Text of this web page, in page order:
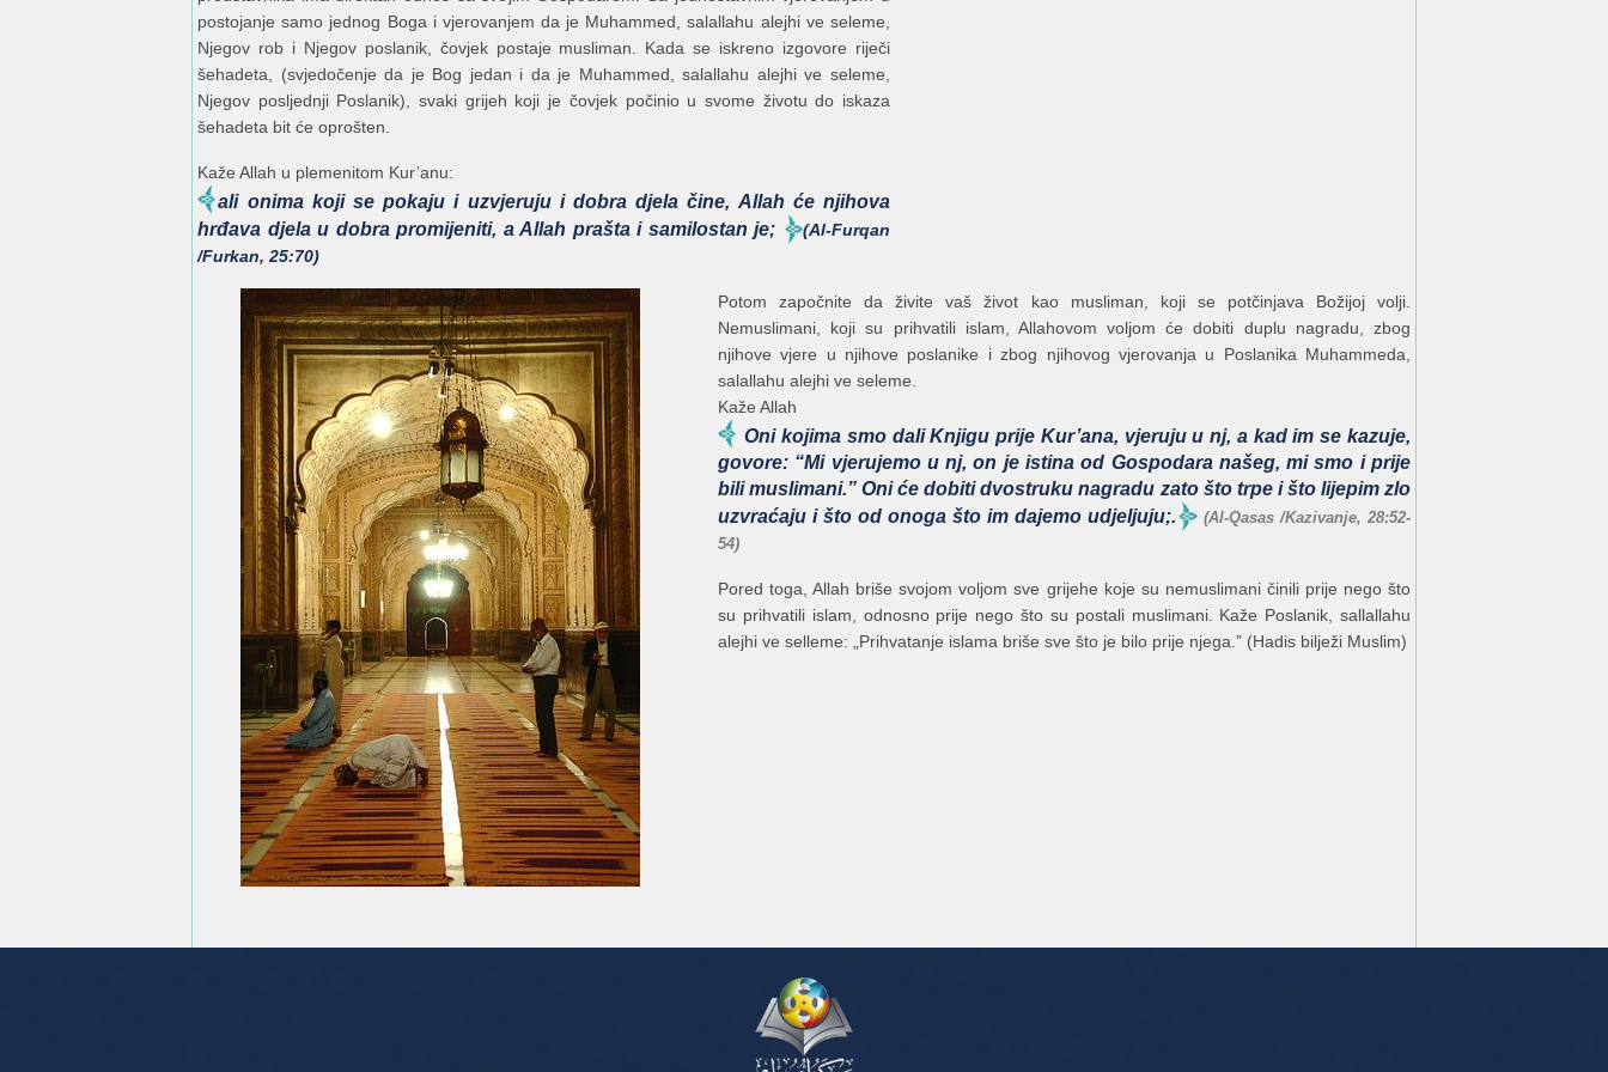
postojanje samo jednog Boga i vjerovanjem da je Muhammed, salallahu alejhi ve seleme,
Njegov rob i Njegov poslanik, čovjek postaje musliman. Kada se iskreno izgovore riječi
šehadeta, (svjedočenje da je Bog jedan i da je Muhammed, salallahu alejhi ve seleme,
Njegov posljednji Poslanik), svaki grijeh koji je čovjek počinio u svome životu do iskaza
šehadeta bit će oprošten.
Kaže Allah u plemenitom Kur’anu:
ali onima koji se pokaju i uzvjeruju i dobra djela čine, Allah će njihova
hrđava djela u dobra promijeniti, a Allah prašta i samilostan je;
(Al-Furqan
/Furkan, 25:70)
Potom započnite da živite vaš život kao musliman, koji se potčinjava Božijoj volji.
Nemuslimani, koji su prihvatili islam, Allahovom voljom će dobiti duplu nagradu, zbog
njihove vjere u njihove poslanike i zbog njihovog vjerovanja u Poslanika Muhammeda,
salallahu alejhi ve seleme.
Kaže Allah
Oni kojima smo dali Knjigu prije Kur’ana, vjeruju u nj, a kad im se kazuje,
govore: “Mi vjerujemo u nj, on je istina od Gospodara našeg, mi smo i prije
bili muslimani.” Oni će dobiti dvostruku nagradu zato što trpe i što lijepim zlo
uzvraćaju i što od onoga što im dajemo udjeljuju;.
(Al-Qasas /Kazivanje, 28:52-
54)
Pored toga, Allah briše svojom voljom sve grijehe koje su nemuslimani činili prije nego što
su prihvatili islam, odnosno prije nego što su postali muslimani. Kaže Poslanik, sallallahu
alejhi ve selleme: „Prihvatanje islama briše sve što je bilo prije njega.” (Hadis bilježi Muslim)